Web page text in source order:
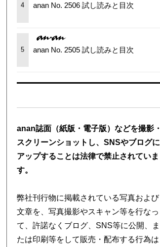
4 anan No. 2506 試し読みと目次
5 anan No. 2505 試し読みと目次
anan誌面（紙版・電子版）などを撮影・
スクリーンショットし、SNSやブログに
アップすることは法律で禁止されていま
す。
弊社刊行物に掲載されている写真および
文章を、写真撮影やスキャン等を行なっ
て、許諾なくブログ、SNS等に公開、ま
たは印刷等をして販売・配布する行為は